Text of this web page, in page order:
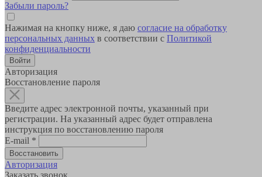
Забыли пароль?
Нажимая на кнопку ниже, я даю согласие на обработку
персональных данных в соответствии с Политикой
конфиденциальности
Авторизация
Восстановление пароля
Введите адрес электронной почты, указанный при
регистрации. На указанный адрес будет отправлена
инструкция по восстановлению пароля
E-mail *
Авторизация